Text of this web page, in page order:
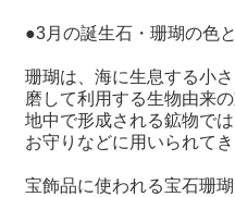
●3月の誕生石・珊瑚の色
珊瑚は、海に生息する小
磨して利用する生物由来
地中で形成される鉱物で
お守りなどに用いられて
宝飾品に使われる宝石珊